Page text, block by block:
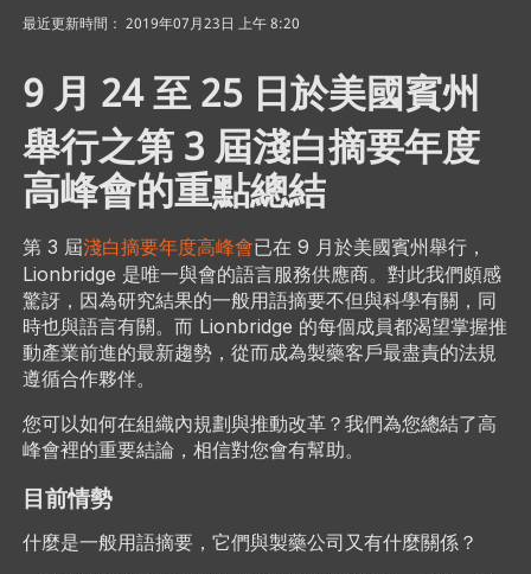
最近更新時間： 2019年07月23日 上午 8:20
9 月 24 至 25 日於美國賓州
舉行之第 3 屆淺白摘要年度
高峰會的重點總結
第 3 ​ 屆淺白摘要年度高峰會已在 9 月於美國賓州舉行，
Lionbridge 是唯一與會的語言服務供應商。對此我們頗感
驚訝，因為研究結果的一般用語摘要​不但與科學有關，同
時也與語言有關。而 Lionbridge 的每個成員都渴望掌握推
動產業前進的最新趨勢，從而成為製藥客戶最盡責的法規
遵循合作夥伴。
您可以​如何在組織內規劃與推動改革？我們為您總結了高
峰會裡的​重要結論，相信對您會有幫助。
目前情勢
什麼是一般用語摘要，它們與製藥公司又有什麼關係？​